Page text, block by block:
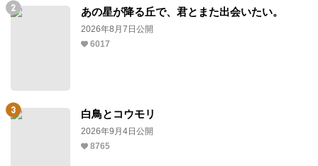
あの星が降る丘で、君とまた出会いたい。
2026年8月7日公開
6017
白鳥とコウモリ
2026年9月4日公開
8765